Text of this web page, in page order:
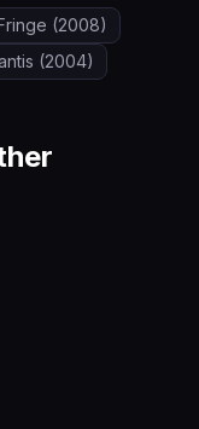
(2008)
(2004)